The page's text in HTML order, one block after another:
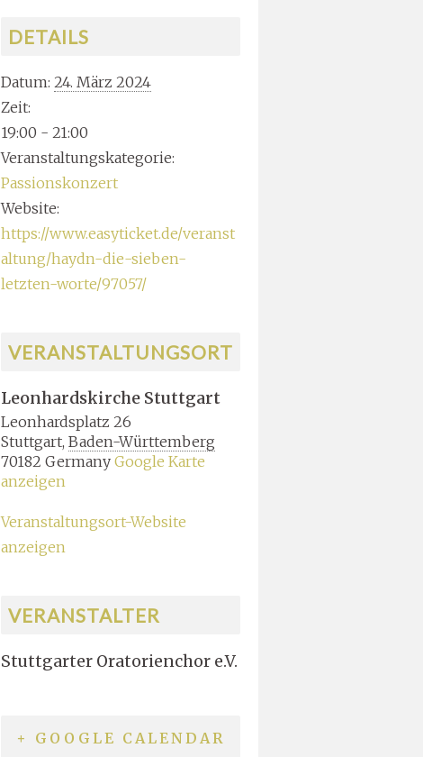
DETAILS
Datum: 24. März 2024
Zeit:
19:00 - 21:00
Veranstaltungskategorie:
Passionskonzert
Website:
https://www.easyticket.de/veranst
altung/haydn-die-sieben-
letzten-worte/97057/
VERANSTALTUNGSORT
Leonhardskirche Stuttgart
Leonhardsplatz 26
Stuttgart, Baden-Württemberg
70182 Germany Google Karte
anzeigen
Veranstaltungsort-Website
anzeigen
VERANSTALTER
Stuttgarter Oratorienchor e.V.
+ GOOGLE CALENDAR